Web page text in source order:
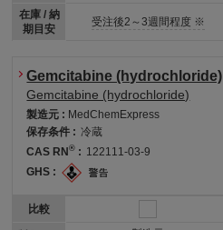
在庫 / 納
期目安
受注後2～3週間程度 ※
Gemcitabine (hydrochloride)
Gemcitabine (hydrochloride)
製造元 : MedChemExpress
保存条件 : 冷蔵
CAS RN® : 122111-03-9
GHS :
比較